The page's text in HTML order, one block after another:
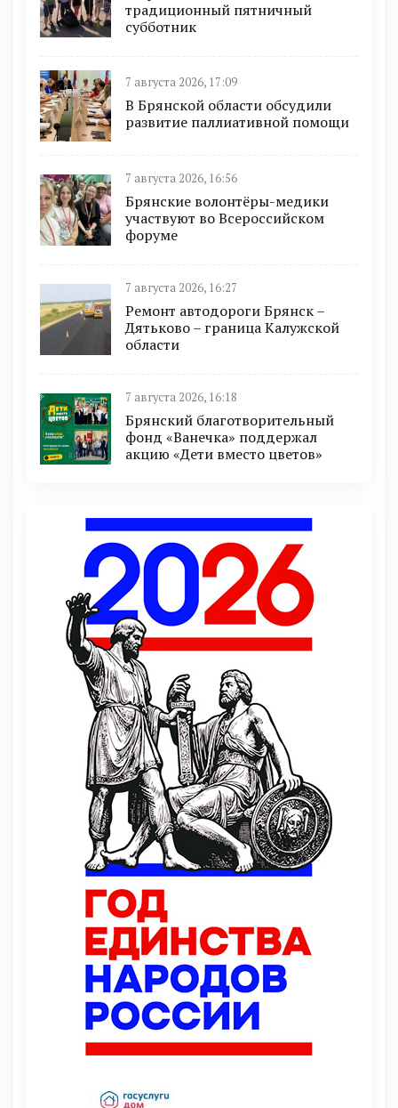
традиционный пятничный
субботник
7 августа 2026, 17:09
В Брянской области обсудили
развитие паллиативной помощи
7 августа 2026, 16:56
Брянские волонтёры-медики
участвуют во Всероссийском
форуме
7 августа 2026, 16:27
Ремонт автодороги Брянск –
Дятьково – граница Калужской
области
7 августа 2026, 16:18
Брянский благотворительный
фонд «Ванечка» поддержал
акцию «Дети вместо цветов»